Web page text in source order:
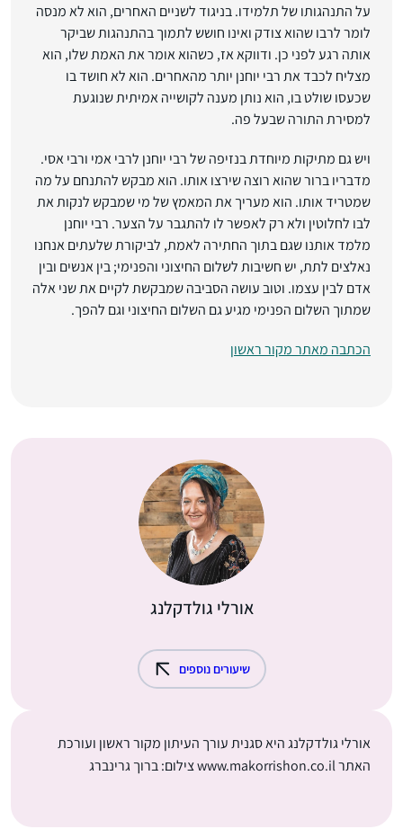
על התנהגותו של תלמידו. בניגוד לשניים האחרים, הוא לא מנסה
לומר לרבו שהוא צודק ואינו חושש לתמוך בהתנהגות שביקר
אותה רגע לפני כן. ודווקא אז, כשהוא אומר את האמת שלו, הוא
מצליח לכבד את רבי יוחנן יותר מהאחרים. הוא לא חושד בו
שכעסו שולט בו, הוא נותן מענה לקושייה אמיתית שנוגעת
למסירת התורה שבעל פה.
ויש גם מתיקות מיוחדת בנזיפה של רבי יוחנן לרבי אמי ורבי אסי.
מדבריו ברור שהוא רוצה שירצו אותו. הוא מבקש להתנחם על מה
שמטריד אותו. הוא מעריך את המאמץ של מי שמבקש לנקות את
לבו לחלוטין ולא רק לאפשר לו להתגבר על הצער. רבי יוחנן
מלמד אותנו שגם בתוך החתירה לאמת, לביקורת שלעתים אנחנו
נאלצים לתת, יש חשיבות לשלום החיצוני והפנימי; בין אנשים ובין
אדם לבין עצמו. וטוב עושה הסביבה שמבקשת לקיים את שני אלה
שמתוך השלום הפנימי מגיע גם השלום החיצוני וגם להפך.
הכתבה מאתר מקור ראשון
אורלי גולדקלנג
שיעורים נוספים
אורלי גולדקלנג היא סגנית עורך העיתון מקור ראשון ועורכת
האתר www.makorrishon.co.il צילום: ברוך גרינברג